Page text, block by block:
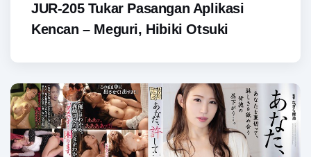
JUR-205 Tukar Pasangan Aplikasi
Kencan – Meguri, Hibiki Otsuki